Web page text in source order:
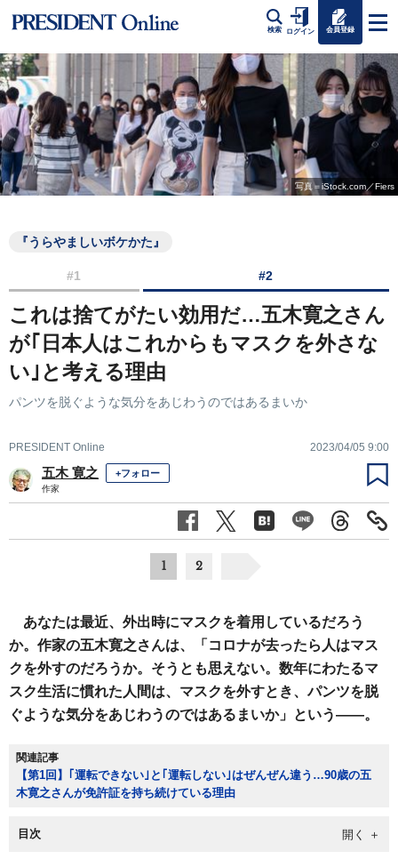
検索 ログイン 会員登録
写真＝iStock.com／Fiers
『うらやましいボケかた』
#1 #2
これは捨てがたい効用だ…五木寛之さん
が｢日本人はこれからもマスクを外さな
い｣と考える理由
パンツを脱ぐような気分をあじわうのではあるまいか
PRESIDENT Online 2023/04/05 9:00
五木 寛之 +フォロー
作家
1 2
あなたは最近、外出時にマスクを着用しているだろう
か。作家の五木寛之さんは、「コロナが去ったら人はマス
クを外すのだろうか。そうとも思えない。数年にわたるマ
スク生活に慣れた人間は、マスクを外すとき、パンツを脱
ぐような気分をあじわうのではあるまいか」という――。
関連記事
【第1回】｢運転できない｣と｢運転しない｣はぜんぜん違う…90歳の五
木寛之さんが免許証を持ち続けている理由
目次